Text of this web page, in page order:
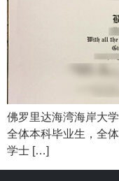
佛罗里达海湾海岸大
全体本科毕业生，全
学士 […]